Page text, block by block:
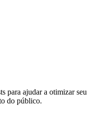
para ajudar a otimizar seu
do público.